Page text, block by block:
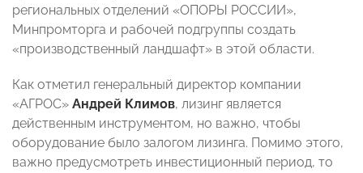
региональных отделений «ОПОРЫ РОССИИ»,
Минпромторга и рабочей подгруппы создать
«производственный ландшафт» в этой области.
Как отметил генеральный директор компании
«АГРОС» Андрей Климов, лизинг является
действенным инструментом, но важно, чтобы
оборудование было залогом лизинга. Помимо этого,
важно предусмотреть инвестиционный период, то